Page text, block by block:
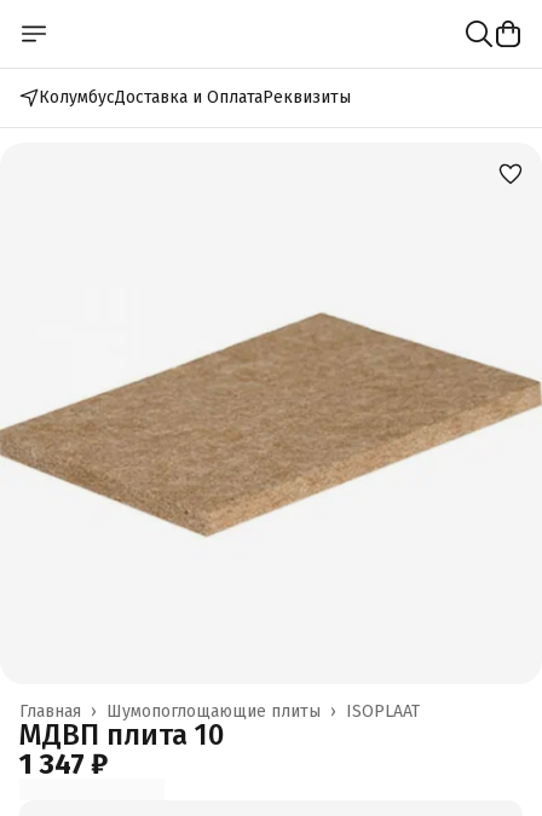
КолумбусДоставка и ОплатаРеквизиты
ISOPLAAT
Шумопоглощающие плиты ›
Главная ›
МДВП плита 10
1 347 ₽